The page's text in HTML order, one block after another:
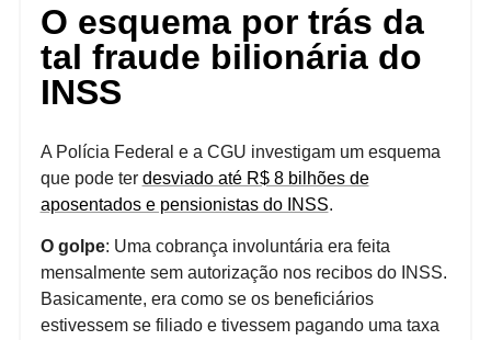
O esquema por trás da
tal fraude bilionária do
INSS
A Polícia Federal e a CGU investigam um esquema
que pode ter desviado até R$ 8 bilhões de
aposentados e pensionistas do INSS.
O golpe: Uma cobrança involuntária era feita
mensalmente sem autorização nos recibos do INSS.
Basicamente, era como se os beneficiários
estivessem se filiado e tivessem pagando uma taxa